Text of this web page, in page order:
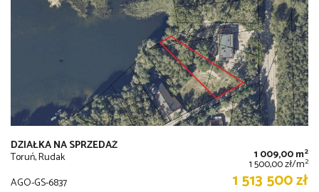
DZIAŁKA NA SPRZEDAŻ
Toruń, Rudak 1 009,00 m2
1 500,00 zł/m2
AGO-GS-6837 1 513 500 zł